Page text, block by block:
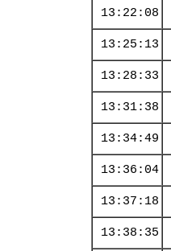
13:22:08
13:25:13
13:28:33
13:31:38
13:34:49
13:36:04
13:37:18
13:38:35